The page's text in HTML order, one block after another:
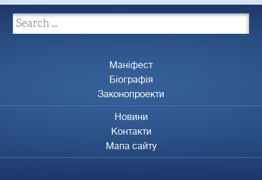
Маніфест
Біографія
Законопроекти
Новини
Контакти
Мапа сайту